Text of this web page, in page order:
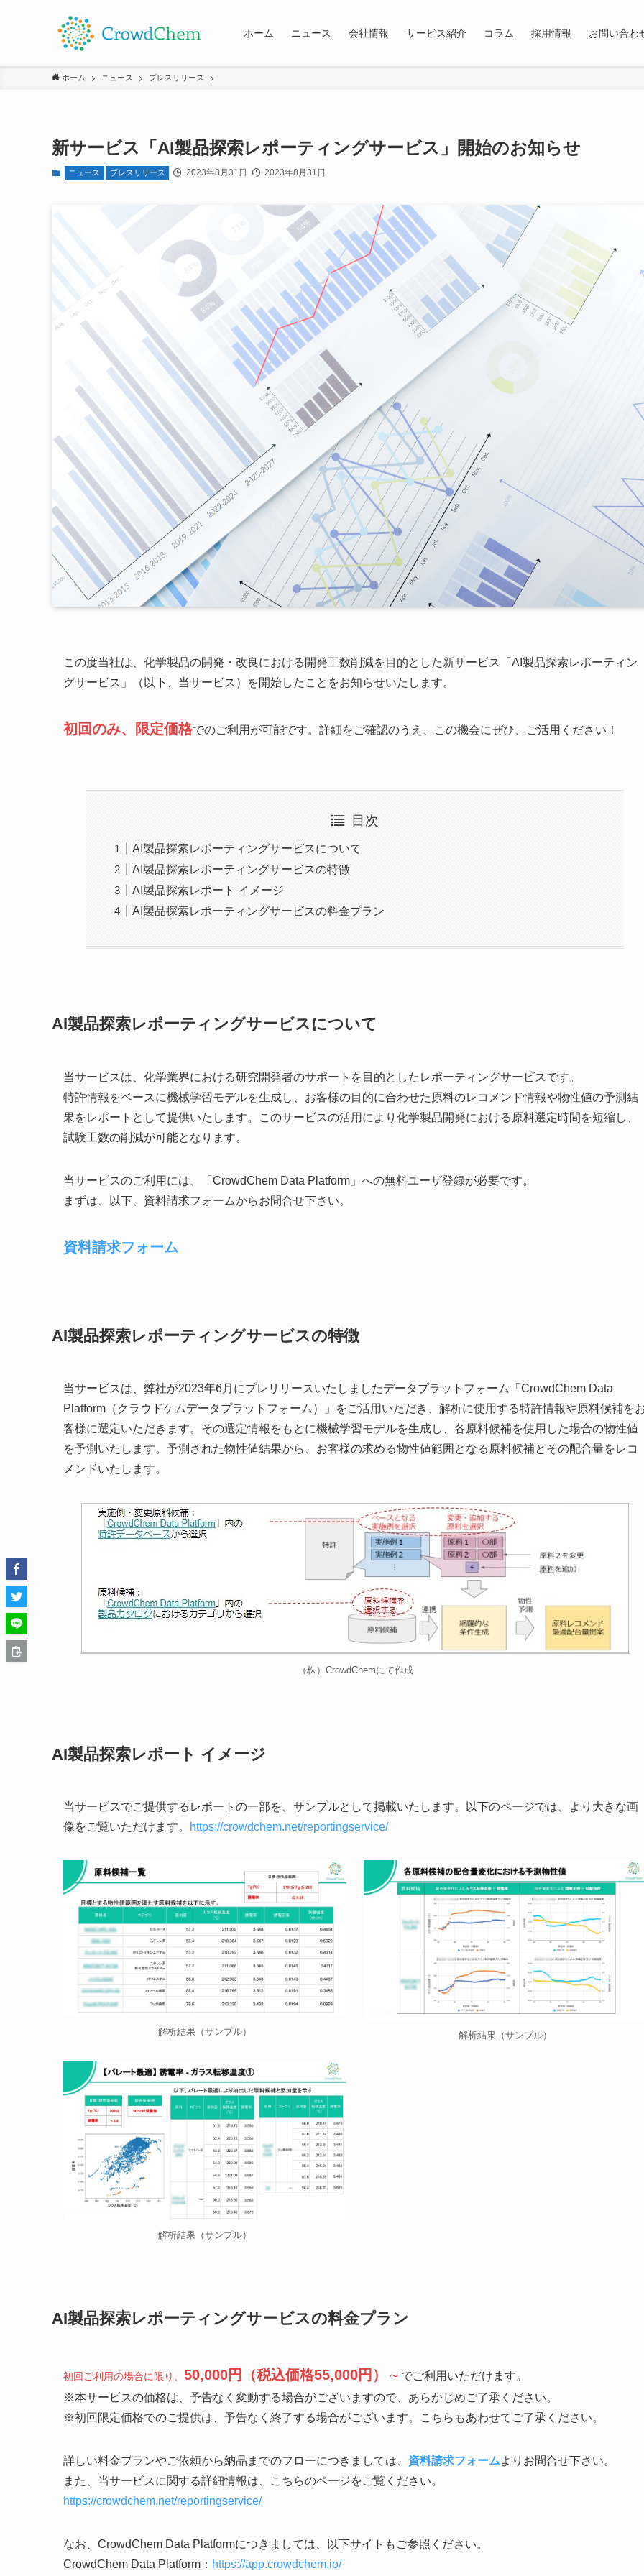
ホーム ニュース 会社情報 サービス紹介 コラム 採用情報 お問い合わ
ホーム ニュース プレスリリース
新サービス「AI製品探索レポーティングサービス」開始のお知らせ
ニュース プレスリリース 2023年8月31日 2023年8月31日
この度当社は、化学製品の開発・改良における開発工数削減を目的とした新サービス「AI製品探索レポーティン
グサービス」（以下、当サービス）を開始したことをお知らせいたします。
初回のみ、限定価格でのご利用が可能です。詳細をご確認のうえ、この機会にぜひ、ご活用ください！
目次
AI製品探索レポーティングサービスについて
AI製品探索レポーティングサービスの特徴
AI製品探索レポート イメージ
AI製品探索レポーティングサービスの料金プラン
AI製品探索レポーティングサービスについて
当サービスは、化学業界における研究開発者のサポートを目的としたレポーティングサービスです。
特許情報をベースに機械学習モデルを生成し、お客様の目的に合わせた原料のレコメンド情報や物性値の予測結
果をレポートとして提供いたします。このサービスの活用により化学製品開発における原料選定時間を短縮し、
試験工数の削減が可能となります。
当サービスのご利用には、「CrowdChem Data Platform」への無料ユーザ登録が必要です。
まずは、以下、資料請求フォームからお問合せ下さい。
資料請求フォーム
AI製品探索レポーティングサービスの特徴
当サービスは、弊社が2023年6月にプレリリースいたしましたデータプラットフォーム「CrowdChem Data
Platform（クラウドケムデータプラットフォーム）」をご活用いただき、解析に使用する特許情報や原料候補を
客様に選定いただきます。その選定情報をもとに機械学習モデルを生成し、各原料候補を使用した場合の物性値
を予測いたします。予測された物性値結果から、お客様の求める物性値範囲となる原料候補とその配合量をレコ
メンドいたします。
（株）CrowdChemにて作成
AI製品探索レポート イメージ
当サービスでご提供するレポートの一部を、サンプルとして掲載いたします。以下のページでは、より大きな画
像をご覧いただけます。
https://crowdchem.net/reportingservice/
解析結果（サンプル） 解析結果（サンプル）
解析結果（サンプル）
AI製品探索レポーティングサービスの料金プラン
初回ご利用の場合に限り、 50,000円（税込価格55,000円） ～ でご利用いただけます。
※本サービスの価格は、予告なく変動する場合がございますので、あらかじめご了承ください。
※初回限定価格でのご提供は、予告なく終了する場合がございます。こちらもあわせてご了承ください。
詳しい料金プランやご依頼から納品までのフローにつきましては、 資料請求フォームよりお問合せ下さい。
また、当サービスに関する詳細情報は、こちらのページをご覧ください。
https://crowdchem.net/reportingservice/
なお、CrowdChem Data Platformにつきましては、以下サイトもご参照ください。
CrowdChem Data Platform： https://app.crowdchem.io/